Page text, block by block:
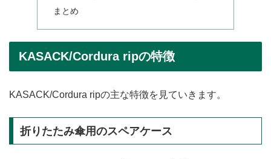
まとめ
KASACK/Cordura ripの特徴
KASACK/Cordura ripの主な特徴を見ていきます。
折りたたみ傘用のスペアケース